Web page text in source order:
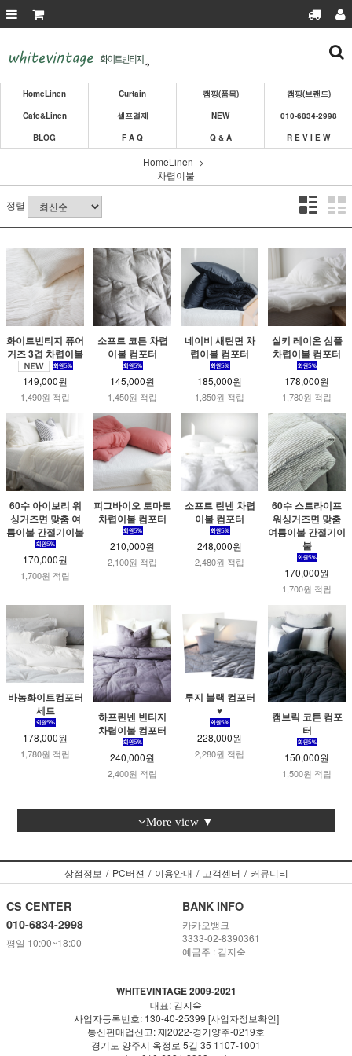
HomeLinen Curtain 캠핑(품목)
캠핑(브랜드)
Cafe&Linen
셀프결제 NEW
010-6834-2998
BLOG
F A Q Q & A R E V I E W
HomeLinen
차렵이불
정렬
화이트빈티지 퓨어
거즈 3겹 차렵이불
149,000원
1,490원 적립
소프트 코튼 차렵
이불 컴포터
145,000원
1,450원 적립
네이비 새틴면 차
렵이불 컴포터
185,000원
1,850원 적립
실키 레이온 심플
차렵이불 컴포터
178,000원
1,780원 적립
60수 아이보리 워
싱거즈면 맞춤 여
름이불 간절기이불
170,000원
1,700원 적립
피그바이오 토마토
차렵이불 컴포터
210,000원
2,100원 적립
소프트 린넨 차렵
이불 컴포터
248,000원
2,480원 적립
60수 스트라이프
워싱거즈면 맞춤
여름이불 간절기이
불
170,000원
1,700원 적립
바농화이트컴포터
세트
178,000원
1,780원 적립
하프린넨 빈티지
차렵이불 컴포터
240,000원
2,400원 적립
루지 블랙 컴포터
♥
228,000원
2,280원 적립
캠브릭 코튼 컴포
터
150,000원
1,500원 적립
More view ▼
상점정보 / PC버젼 / 이용안내 / 고객센터 / 커뮤니티
CS CENTER
010-6834-2998
평일 10:00~18:00
BANK INFO
카카오뱅크
3333-02-8390361
예금주 : 김지숙
WHITEVINTAGE 2009-2021
대표: 김지숙
사업자등록번호: 130-40-25399 [사업자정보확인]
통신판매업신고: 제2022-경기양주-0219호
경기도 양주시 옥정로 5길 35 1107-1001